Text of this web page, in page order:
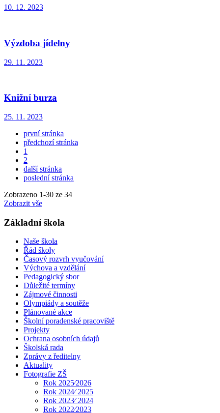
10. 12. 2023
Výzdoba jídelny
29. 11. 2023
Knižní burza
25. 11. 2023
první stránka
předchozí stránka
1
2
další stránka
poslední stránka
Zobrazeno 1-30 ze 34
Zobrazit vše
Základní škola
Naše škola
Řád školy
Časový rozvrh vyučování
Výchova a vzdělání
Pedagogický sbor
Důležité termíny
Zájmové činnosti
Olympiády a soutěže
Plánované akce
Školní poradenské pracoviště
Projekty
Ochrana osobních údajů
Školská rada
Zprávy z ředitelny
Aktuality
Fotografie ZŠ
Rok 2025⁄2026
Rok 2024⁄ 2025
Rok 2023⁄ 2024
Rok 2022⁄2023